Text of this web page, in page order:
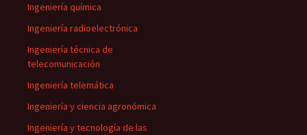
Ingeniería química
Ingeniería radioelectrónica
Ingeniería técnica de
telecomunicación
Ingeniería telemática
Ingeniería y ciencia agronómica
Ingeniería y tecnología de las